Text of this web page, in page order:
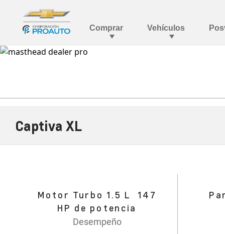
Captiva XL
Motor Turbo 1.5 L 147
HP de potencia
Desempeño